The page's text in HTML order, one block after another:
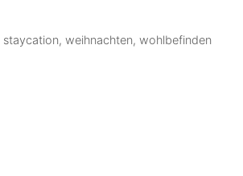
staycation, weihnachten, wohlbefinden